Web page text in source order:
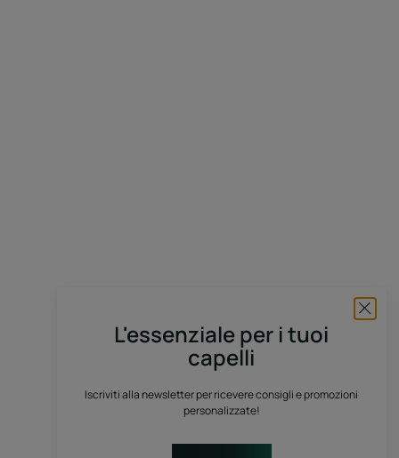
L'essenziale per i tuoi
capelli
Iscriviti alla newsletter per ricevere consigli e promozioni
personalizzate!